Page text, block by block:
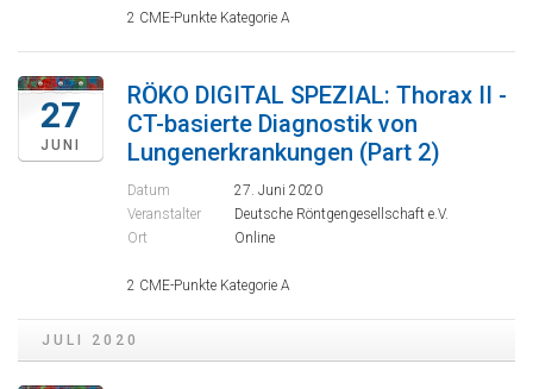
2 CME-Punkte Kategorie A
27
JUNI
RÖKO DIGITAL SPEZIAL: Thorax II -
CT-basierte Diagnostik von
Lungenerkrankungen (Part 2)
Datum
27. Juni 2020
Veranstalter
Deutsche Röntgengesellschaft e.V.
Ort
Online
2 CME-Punkte Kategorie A
JULI 2020